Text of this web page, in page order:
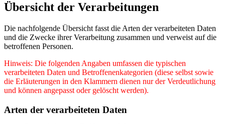
Übersicht der Verarbeitungen
Die nachfolgende Übersicht fasst die Arten der verarbeiteten Daten
und die Zwecke ihrer Verarbeitung zusammen und verweist auf die
betroffenen Personen.
Hinweis: Die folgenden Angaben umfassen die typischen
verarbeiteten Daten und Betroffenenkategorien (diese selbst sowie
die Erläuterungen in den Klammern dienen nur der Verdeutlichung
und können angepasst oder gelöscht werden).
Arten der verarbeiteten Daten